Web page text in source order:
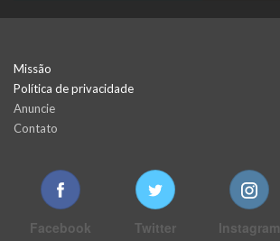
Missão
Política de privacidade
Anuncie
Contato
Facebook Twitter Instagram